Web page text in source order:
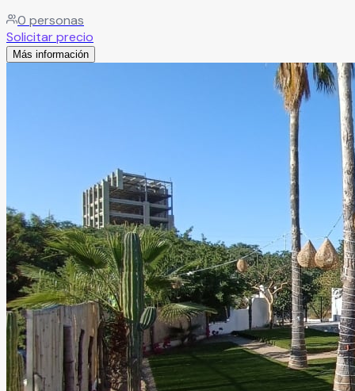
boda que siempre imaginaste y compartirla con tus seres
queridos en un ambiente lleno de alegría y momentos
inolvidables.Leer más
0 personas
Solicitar precio
Más información